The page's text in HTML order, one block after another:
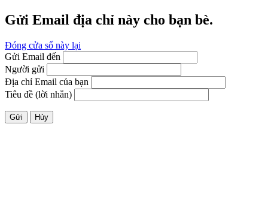
Gửi Email địa chỉ này cho bạn bè.
Đóng cửa sổ này lại
Gửi Email đến
Người gửi
Địa chỉ Email của bạn
Tiêu đề (lời nhắn)
Gửi Hủy